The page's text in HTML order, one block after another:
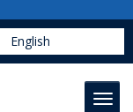
English